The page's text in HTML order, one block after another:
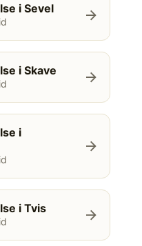
i Sevel arrow_forward
i Skave arrow_forward
i
arrow_forward
i Tvis arrow_forward